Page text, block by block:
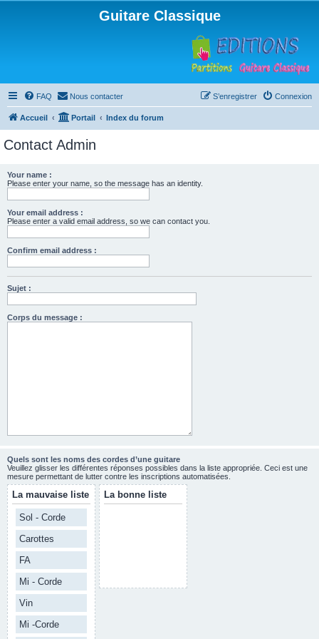
Guitare Classique
FAQ Nous contacter Connexion
S’enregistrer
Accueil Portail Index du forum
Contact Admin
Your name :
Please enter your name, so the message has an identity.
Your email address :
Please enter a valid email address, so we can contact you.
Confirm email address :
Sujet :
Corps du message :
Quels sont les noms des cordes d’une guitare
Veuillez glisser les différentes réponses possibles dans la liste appropriée. Ceci est une
mesure permettant de lutter contre les inscriptions automatisées.
La mauvaise liste
Sol - Corde
Carottes
FA
Mi - Corde
Vin
Mi -Corde
La bonne liste